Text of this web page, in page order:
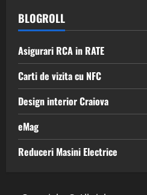
BLOGROLL
Asigurari RCA in RATE
Carti de vizita cu NFC
Design interior Craiova
eMag
Reduceri Masini Electrice